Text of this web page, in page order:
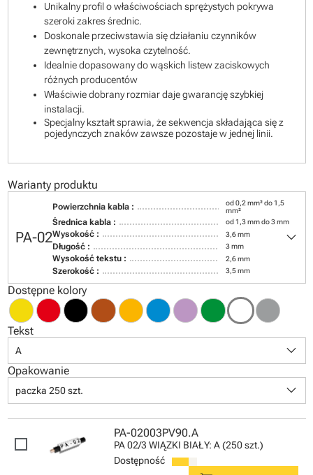
Unikalny profil o właściwościach sprężystych pokrywa
szeroki zakres średnic.
Doskonale przeciwstawia się działaniu czynników
zewnętrznych, wysoka czytelność.
Idealnie dopasowany do wąskich listew zaciskowych
różnych producentów
Właściwie dobrany rozmiar daje gwarancję szybkiej
instalacji.
Specjalny kształt sprawia, że sekwencja składająca się z
pojedynczych znaków zawsze pozostaje w jednej linii.
Warianty produktu
PA-02
Powierzchnia kabla :
od 0,2 mm² do 1,5
mm²
Średnica kabla : od 1,3 mm do 3 mm
Wysokość : 3,6 mm
Długość : 3 mm
Wysokość tekstu : 2,6 mm
Szerokość : 3,5 mm
keyboard_arrow_down
Dostępne kolory
Tekst
A keyboard_arrow_down
Opakowanie
paczka 250 szt. keyboard_arrow_down
PA-02003PV90.A
PA 02/3 WIĄZKI BIAŁY: A (250 szt.)
Dostępność